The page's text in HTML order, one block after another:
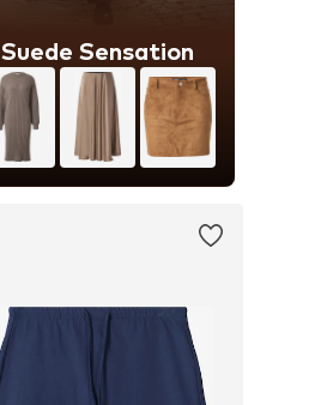
Suede Sensation